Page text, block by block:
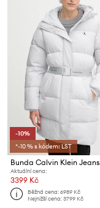
-10%
*-10 % s kódem: LST
Bunda Calvin Klein Jeans
Aktuální cena:
3399 Kč
Běžná cena:6989 Kč
Nejnižší cena:3799 Kč